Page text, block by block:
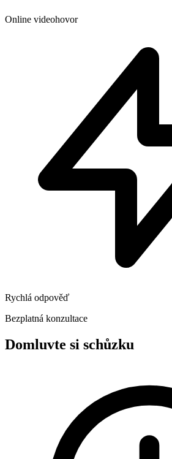
Online videohovor
Rychlá odpověď
Bezplatná konzultace
Domluvte si schůzku